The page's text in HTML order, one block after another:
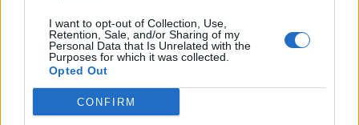
I want to opt-out of Collection, Use,
Retention, Sale, and/or Sharing of my
Personal Data that Is Unrelated with the
Purposes for which it was collected.
Opted Out
CONFIRM
Confronto di settore
Il fatturato di Merlino S.r.l. (1.514.775 euro) èsuperiore
allamediana delle aziende dello stesso settore in